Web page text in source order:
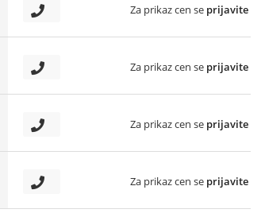
Za prikaz cen se prijavite
Za prikaz cen se prijavite
Za prikaz cen se prijavite
Za prikaz cen se prijavite